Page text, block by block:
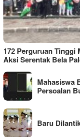
172 Perguruan Tinggi
Aksi Serentak Bela
Mahasiswa
Persoalan
Baru